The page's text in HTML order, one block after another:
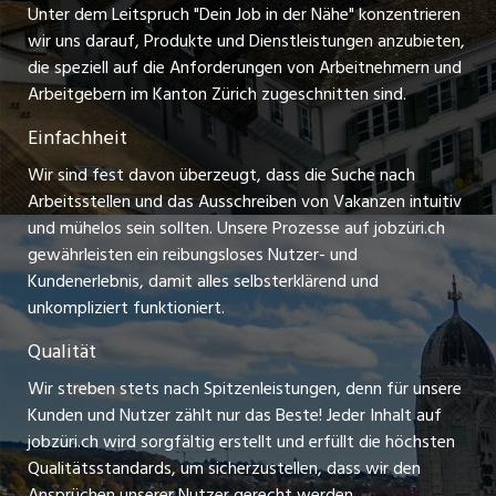
Freelance Jobs
Praktikum-Jobs
Lehrstellen
Ferienjobs
Führungspositionen
Arbeitgeber
Jobline
Stellenmeldepflicht
myjob.ch
schaffu.ch (VS)
ajourjob.ch
limmattalerzeitung.ch
radio24.ch
toxic.fm
telezüri.ch
chmedia.ch
Unter dem Leitspruch "Dein Job in der Nähe" konzentrieren
wir uns darauf, Produkte und Dienstleistungen anzubieten,
die speziell auf die Anforderungen von Arbeitnehmern und
Arbeitgebern im Kanton Zürich zugeschnitten sind.
Einfachheit
Wir sind fest davon überzeugt, dass die Suche nach
Arbeitsstellen und das Ausschreiben von Vakanzen intuitiv
und mühelos sein sollten. Unsere Prozesse auf jobzüri.ch
gewährleisten ein reibungsloses Nutzer- und
Kundenerlebnis, damit alles selbsterklärend und
unkompliziert funktioniert.
Qualität
Wir streben stets nach Spitzenleistungen, denn für unsere
Kunden und Nutzer zählt nur das Beste! Jeder Inhalt auf
jobzüri.ch wird sorgfältig erstellt und erfüllt die höchsten
Qualitätsstandards, um sicherzustellen, dass wir den